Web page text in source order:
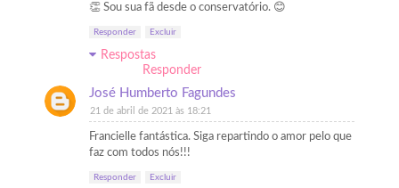
👏 Sou sua fã desde o conservatório. 😊
Responder Excluir
Respostas
Responder
José Humberto Fagundes
21 de abril de 2021 às 18:21
Francielle fantástica. Siga repartindo o amor pelo que
faz com todos nós!!!
Responder Excluir